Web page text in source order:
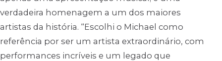
verdadeira homenagem a um dos maiores
artistas da história. “Escolhi o Michael como
referência por ser um artista extraordinário, com
performances incríveis e um legado que